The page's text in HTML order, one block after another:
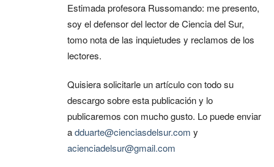
Estimada profesora Russomando: me presento,
soy el defensor del lector de Ciencia del Sur,
tomo nota de las inquietudes y reclamos de los
lectores.
Quisiera solicitarle un artículo con todo su
descargo sobre esta publicación y lo
publicaremos con mucho gusto. Lo puede enviar
adduarte@cienciasdelsur.com y
acienciadelsur@gmail.com